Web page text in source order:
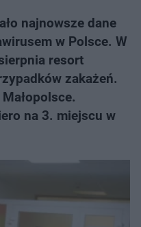
najnowsze dane
w Polsce. W
resort
zakażeń.
na 3. miejscu w